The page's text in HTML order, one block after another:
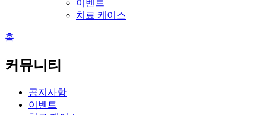
이벤트
치료 케이스
홈
커뮤니티
공지사항
이벤트